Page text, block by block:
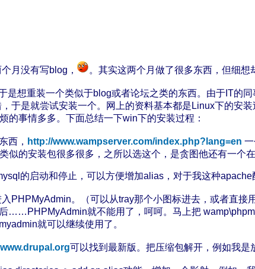
月没有写blog， 。其实这两个月做了很多东西，但细想
是想重装一个类似于blog或者论坛之类的东西。由于IT的
，于是就尝试安装一个。网上的资料基本都是Linux下的安
的事情多多。下面总结一下win下的安装过程：
西， http://www.wampserver.com/index.php?lang=en
似的安装包很多很多，之所以选这个，是贪图他还有一个
的启动和停止，可以方便增加alias，对于我这种apache
PHPMyAdmin。（可以从tray那个小图标进去，或者直接用
……PHPMyAdmin就不能用了，呵呵。马上把
就可以继续使用了。
www.drupal.org可以找到最新版。把压缩包解开，例如我是